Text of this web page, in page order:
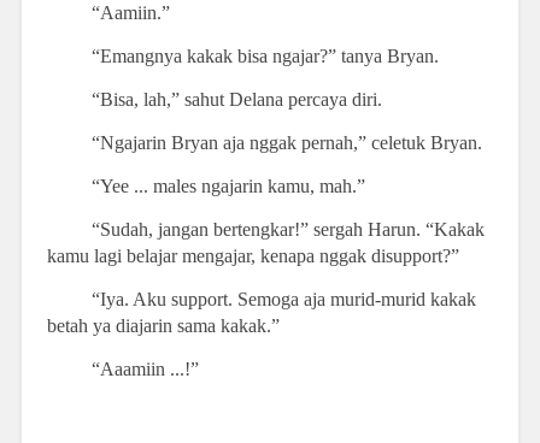
“Aamiin.”
“Emangnya kakak bisa ngajar?” tanya Bryan.
“Bisa, lah,” sahut Delana percaya diri.
“Ngajarin Bryan aja nggak pernah,” celetuk Bryan.
“Yee ... males ngajarin kamu, mah.”
“Sudah, jangan bertengkar!” sergah Harun. “Kakak
kamu lagi belajar mengajar, kenapa nggak disupport?”
“Iya. Aku support. Semoga aja murid-murid kakak
betah ya diajarin sama kakak.”
“Aaamiin ...!”